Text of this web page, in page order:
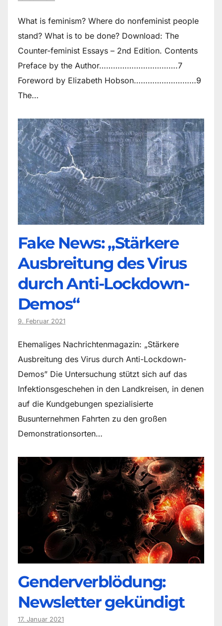
What is feminism? Where do non­feminist people
stand? What is to be done? Download: The
Counter-feminist Essays – 2nd Edition. Contents
Preface by the Author…………………………….7
Foreword by Elizabeth Hobson………………………9
The…
Fake News: „Stärkere
Ausbreitung des Virus
durch Anti-Lockdown-
Demos“
9. Februar 2021
Ehemaliges Nachrichtenmagazin: „Stärkere
Ausbreitung des Virus durch Anti-Lockdown-
Demos” Die Untersuchung stützt sich auf das
Infektionsgeschehen in den Landkreisen, in denen
auf die Kundgebungen spezialisierte
Busunternehmen Fahrten zu den großen
Demonstrationsorten…
Genderverblödung:
Newsletter gekündigt
17. Januar 2021